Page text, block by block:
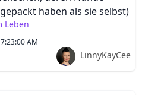
haben als sie selbst)
Leben
AM
LinnyKayCee